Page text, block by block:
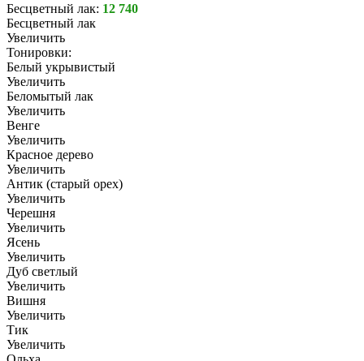
Бесцветный лак: 12 740
Бесцветный лак
Увеличить
Тонировки:
Белый укрывистый
Увеличить
Беломытый лак
Увеличить
Венге
Увеличить
Красное дерево
Увеличить
Антик (старый орех)
Увеличить
Черешня
Увеличить
Ясень
Увеличить
Дуб светлый
Увеличить
Вишня
Увеличить
Тик
Увеличить